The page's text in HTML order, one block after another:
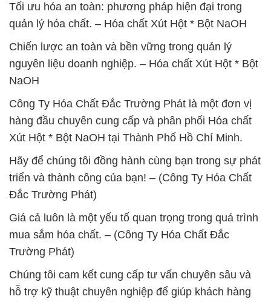
Tối ưu hóa an toàn: phương pháp hiện đại trong
quản lý hóa chất. – Hóa chất Xút Hột * Bột NaOH
Chiến lược an toàn và bền vững trong quản lý
nguyên liệu doanh nghiệp. – Hóa chất Xút Hột * Bột
NaOH
Công Ty Hóa Chất Đắc Trường Phát là một đơn vị
hàng đầu chuyên cung cấp và phân phối Hóa chất
Xút Hột * Bột NaOH tại Thành Phố Hồ Chí Minh.
Hãy để chúng tôi đồng hành cùng bạn trong sự phát
triển và thành công của bạn! – (Công Ty Hóa Chất
Đắc Trường Phát)
Giá cả luôn là một yếu tố quan trọng trong quá trình
mua sắm hóa chất. – (Công Ty Hóa Chất Đắc
Trường Phát)
Chúng tôi cam kết cung cấp tư vấn chuyên sâu và
hỗ trợ kỹ thuật chuyên nghiệp để giúp khách hàng